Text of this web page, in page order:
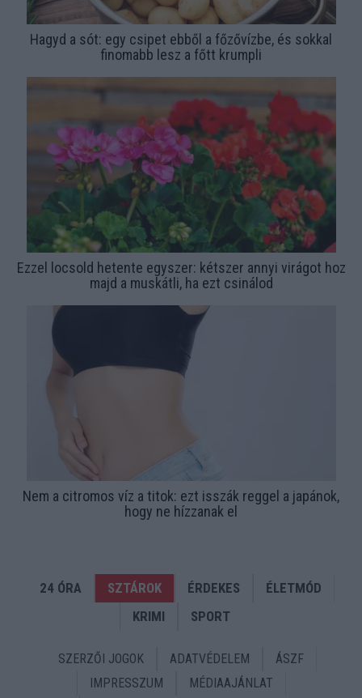
Hagyd a sót: egy csipet ebből a főzővízbe, és sokkal
finomabb lesz a főtt krumpli
Ezzel locsold hetente egyszer: kétszer annyi virágot hoz
majd a muskátli, ha ezt csinálod
Nem a citromos víz a titok: ezt isszák reggel a japánok,
hogy ne hízzanak el
24 ÓRA SZTÁROK ÉRDEKES
ÉLETMÓD
KRIMI
SPORT
SZERZŐI JOGOK ADATVÉDELEM
ÁSZF
IMPRESSZUM
MÉDIAAJÁNLAT